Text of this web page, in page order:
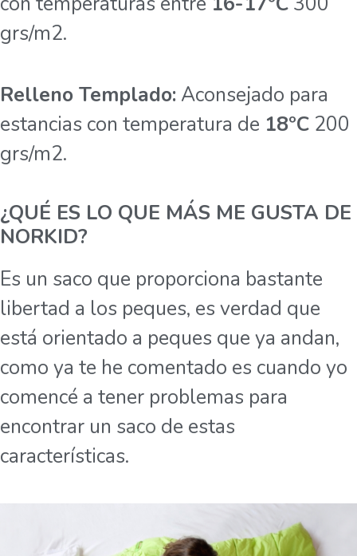
grs/m2.
Relleno Templado: Aconsejado para
estancias con temperatura de 18ºC 200
grs/m2.
¿QUÉ ES LO QUE MÁS ME GUSTA DE
NORKID?
Es un saco que proporciona bastante
libertad a los peques, es verdad que
está orientado a peques que ya andan,
como ya te he comentado es cuando yo
comencé a tener problemas para
encontrar un saco de estas
características.